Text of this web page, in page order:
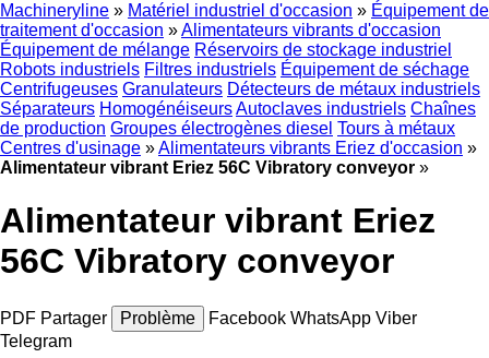
Machineryline » Matériel industriel d'occasion » Équipement de
traitement d'occasion »Alimentateurs vibrants d'occasion
Équipement de mélange Réservoirs de stockage industriel
Robots industriels Filtres industriels Équipement de séchage
Centrifugeuses Granulateurs Détecteurs de métaux industriels
Séparateurs HomogénéiseursAutoclaves industriels Chaînes
de production Groupes électrogènes diesel Tours à métaux
Centres d'usinage »Alimentateurs vibrants Eriez d'occasion »
Alimentateur vibrant Eriez 56C Vibratory conveyor »
Alimentateur vibrant Eriez
56C Vibratory conveyor
PDF Partager Problème Facebook WhatsApp Viber
Telegram